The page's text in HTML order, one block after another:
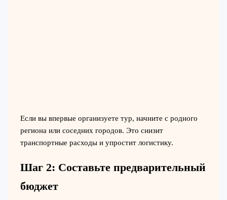
Если вы впервые организуете тур, начните с родного
региона или соседних городов. Это снизит
транспортные расходы и упростит логистику.
Шаг 2: Составьте предварительный
бюджет